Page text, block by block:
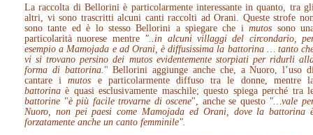
La raccolta di Bellorini è particolarmente interessante in quanto, tra
altri, vi sono trascritti alcuni canti raccolti ad Orani. Queste strofe
sono tante ed è lo stesso Bellorini a spiegare che imutos sono
particolarità nuorese mentre "..in alcuni villaggi del circondario,
esempio a Mamojada e ad Orani, è diffusissima la battorina … tanto
vi si trovano persino dei mutos evidentemente storpiati per ridurli
forma di battorina. " Bellorini aggiunge anche che, a Nuoro, l’uso
cantare imutos e particolarmente diffuso tra le donne, mentre
battorina è quasi esclusivamente maschile; questo spiega perché tra
battorine "è più facile trovarne di oscene", anche se questo "…vale
Nuoro, non pei paesi come Mamojada ed Orani, dove la battorina
forzatamente anche un canto femminile".